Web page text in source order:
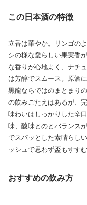
この日本酒の特徴
立香は華やか。リンゴの
シの様な愛らしい果実香
な香りが心地よく、ナチ
は芳醇でスムース。原酒
黒龍ならではのまとまり
の飲みごたえはあるが、
味わいはしっかりした辛
味、酸味とのとバランス
でスパッとした素晴らし
ッシュで思わず盃もすすむ
おすすめの飲み方